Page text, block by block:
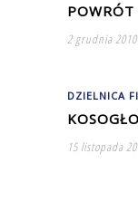
2 grudnia 2010
DZIELNICA
15 listopada